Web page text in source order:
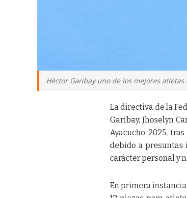
Héctor Garibay uno de los mejores atletas
La directiva de la
Garibay, Jhoselyn
Ayacucho 2025,
debido a presuntas
carácter personal y
En primera